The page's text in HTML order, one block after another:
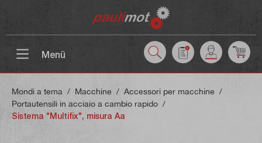
Menü
Mondi a tema / Macchine / Accessori per macchine /
Portautensili in acciaio a cambio rapido /
Sistema "Multifix", misura Aa